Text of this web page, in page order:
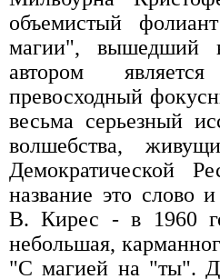
объемистый
магии", вышедший
автором
превосходный
весьма серьезный
волшебства,
Демократической
название это слово
В. Кирес - в 1960
небольшая,
"С магией на "ты".